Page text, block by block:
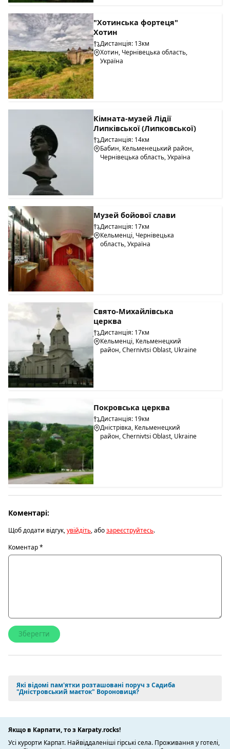
"Хотинська фортеця"
Хотин
Дистанція: 13км
Хотин, Чернівецька область,
Україна
Кімната-музей Лідії
Липківської (Липковської)
Дистанція: 14км
Бабин, Кельменецький район,
Чернівецька область, Україна
Музей бойової слави
Дистанція: 17км
Кельменці, Чернівецька
область, Україна
Свято-Михайлівська
церква
Дистанція: 17км
Кельменці, Кельменецкий
район, Chernivtsi Oblast, Ukraine
Покровська церква
Дистанція: 19км
Дністрівка, Кельменецкий
район, Chernivtsi Oblast, Ukraine
Коментарі:
Щоб додати відгук,увійдіть, абозареєструйтесь.
Коментар*
Які відомі пам'ятки розташовані поруч з Садиба
"Дністровський маєток" Вороновиця?
Якщо в Карпати, то з Karpaty.rocks!
Усі курорти Карпат. Найвіддаленіші гірські села. Проживання у готелі,